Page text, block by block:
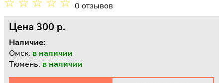
0 отзывов
Цена 300 p.
Наличие:
Омск: в наличии
Тюмень: в наличии